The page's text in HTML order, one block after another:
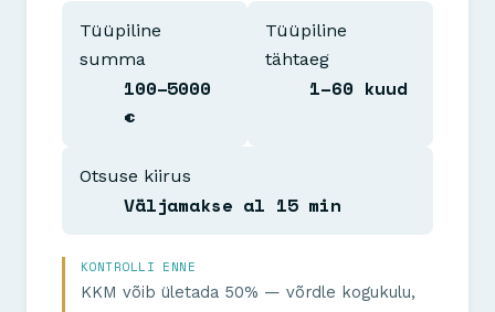
Tüüpiline
summa
100–5000
€
Tüüpiline
tähtaeg
1–60 kuud
Otsuse kiirus
Väljamakse al 15 min
KONTROLLI ENNE
KKM võib ületada 50% — võrdle kogukulu,